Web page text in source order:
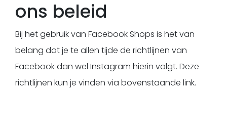
ons beleid
Bij het gebruik van Facebook Shops is het van
belang dat je te allen tijde de richtlijnen van
Facebook dan wel Instagram hierin volgt. Deze
richtlijnen kun je vinden via bovenstaande link.